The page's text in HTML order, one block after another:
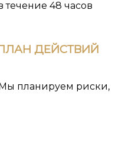
48 часов
ДЕЙСТВИЙ
планируем риски,